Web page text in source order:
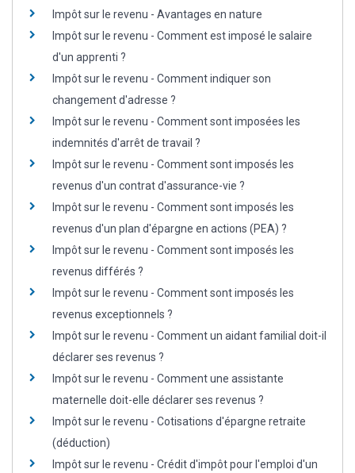
Impôt sur le revenu - Avantages en nature
Impôt sur le revenu - Comment est imposé le salaire
d'un apprenti ?
Impôt sur le revenu - Comment indiquer son
changement d'adresse ?
Impôt sur le revenu - Comment sont imposées les
indemnités d'arrêt de travail ?
Impôt sur le revenu - Comment sont imposés les
revenus d'un contrat d'assurance-vie ?
Impôt sur le revenu - Comment sont imposés les
revenus d'un plan d'épargne en actions (PEA) ?
Impôt sur le revenu - Comment sont imposés les
revenus différés ?
Impôt sur le revenu - Comment sont imposés les
revenus exceptionnels ?
Impôt sur le revenu - Comment un aidant familial doit-il
déclarer ses revenus ?
Impôt sur le revenu - Comment une assistante
maternelle doit-elle déclarer ses revenus ?
Impôt sur le revenu - Cotisations d'épargne retraite
(déduction)
Impôt sur le revenu - Crédit d'impôt pour l'emploi d'un